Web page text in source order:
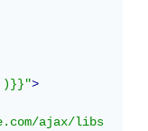
>
ajax/libs